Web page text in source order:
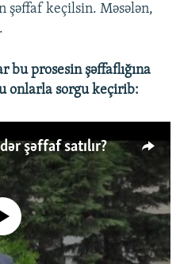
şəffaf keçilsin. Məsələn,
bu prosesin şəffaflığına
onlarla sorgu keçirib:
şəffaf satılır?
available